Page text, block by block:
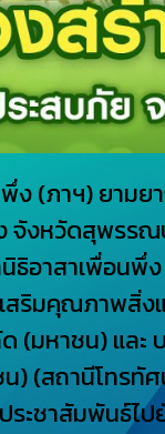
พึ่ง (ภาฯ) ยา
จังหวัดสุพรร
อาสาเพื่อนพึ่
สริมคุณภาพสิ่
หาชน) และ
) (สถานีโทรทั
ระชาสัมพันธ์ไ